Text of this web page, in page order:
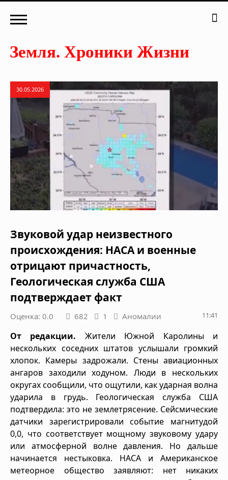
30.05.2026
Звуковой удар неизвестного
происхождения: НАСА и военные
отрицают причастность,
Геологическая служба США
подтверждает факт
Оценка: 0.0 682 1 Аномалии 11:41
От редакции. Жители Южной Каролины и
нескольких соседних штатов услышали громкий
хлопок. Камеры задрожали. Стены авиационных
ангаров заходили ходуном. Люди в нескольких
округах сообщили, что ощутили, как ударная волна
ударила в грудь. Геологическая служба США
подтвердила: это не землетрясение. Сейсмические
датчики зарегистрировали событие магнитудой
0,0, что соответствует мощному звуковому удару
или атмосферной волне давления. Но дальше
начинается нестыковка. НАСА и Американское
метеорное общество заявляют: нет никаких